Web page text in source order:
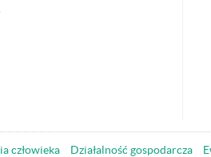
człowieka Działalność gospodarcza